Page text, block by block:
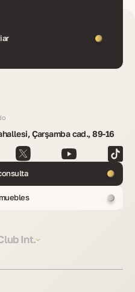
Çarşamba cad., 89-16
Int.